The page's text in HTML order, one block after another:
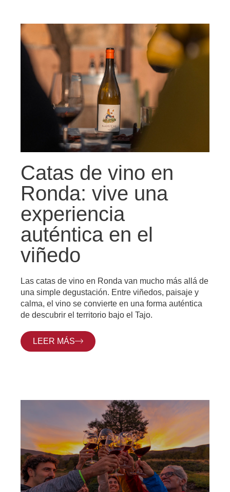
Catas de vino en
Ronda: vive una
experiencia
auténtica en el
viñedo
Las catas de vino en Ronda van mucho más allá de
una simple degustación. Entre viñedos, paisaje y
calma, el vino se convierte en una forma auténtica
de descubrir el territorio bajo el Tajo.
LEER MÁS